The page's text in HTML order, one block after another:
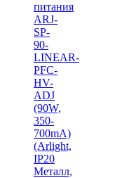
питания
ARJ-
SP-
90-
LINEAR-
PFC-
HV-
ADJ
(90W,
350-
700mA)
(Arlight,
IP20
Металл,